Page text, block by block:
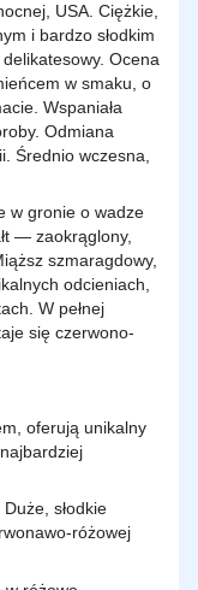
USA. Ciężkie,
i bardzo słodkim
Ocena
w smaku , o
Wspaniała
Odmiana
Średnio wczesna,
w gronie o wadze
— zaokrąglony,
szmaragdowy,
odcieniach,
W pełnej
się czerwono-
oferują unikalny
Duże, słodkie
różowej